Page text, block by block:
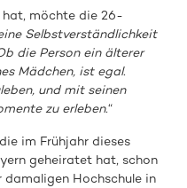
hat, möchte die 26-
Selbstverständlichkeit
die Person ein älterer
Mädchen, ist egal.
und mit seinen
zu erleben.“
im Frühjahr dieses
geheiratet hat, schon
Hochschule in